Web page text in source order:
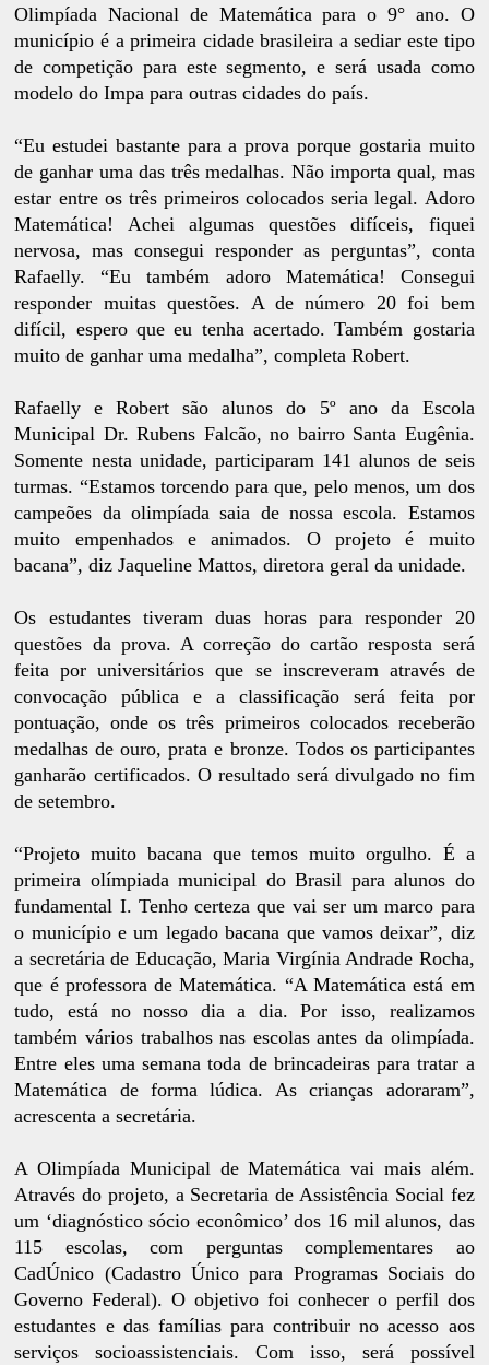
Olimpíada Nacional de Matemática para o 9° ano. O
município é a primeira cidade brasileira a sediar este tipo
de competição para este segmento, e será usada como
modelo do Impa para outras cidades do país.
“Eu estudei bastante para a prova porque gostaria muito
de ganhar uma das três medalhas. Não importa qual, mas
estar entre os três primeiros colocados seria legal. Adoro
Matemática! Achei algumas questões difíceis, fiquei
nervosa, mas consegui responder as perguntas”, conta
Rafaelly. “Eu também adoro Matemática! Consegui
responder muitas questões. A de número 20 foi bem
difícil, espero que eu tenha acertado. Também gostaria
muito de ganhar uma medalha”, completa Robert.
Rafaelly e Robert são alunos do 5º ano da Escola
Municipal Dr. Rubens Falcão, no bairro Santa Eugênia.
Somente nesta unidade, participaram 141 alunos de seis
turmas. “Estamos torcendo para que, pelo menos, um dos
campeões da olimpíada saia de nossa escola. Estamos
muito empenhados e animados. O projeto é muito
bacana”, diz Jaqueline Mattos, diretora geral da unidade.
Os estudantes tiveram duas horas para responder 20
questões da prova. A correção do cartão resposta será
feita por universitários que se inscreveram através de
convocação pública e a classificação será feita por
pontuação, onde os três primeiros colocados receberão
medalhas de ouro, prata e bronze. Todos os participantes
ganharão certificados. O resultado será divulgado no fim
de setembro.
“Projeto muito bacana que temos muito orgulho. É a
primeira olímpiada municipal do Brasil para alunos do
fundamental I. Tenho certeza que vai ser um marco para
o município e um legado bacana que vamos deixar”, diz
a secretária de Educação, Maria Virgínia Andrade Rocha,
que é professora de Matemática. “A Matemática está em
tudo, está no nosso dia a dia. Por isso, realizamos
também vários trabalhos nas escolas antes da olimpíada.
Entre eles uma semana toda de brincadeiras para tratar a
Matemática de forma lúdica. As crianças adoraram”,
acrescenta a secretária.
A Olimpíada Municipal de Matemática vai mais além.
Através do projeto, a Secretaria de Assistência Social fez
um ‘diagnóstico sócio econômico’ dos 16 mil alunos, das
115 escolas, com perguntas complementares ao
CadÚnico (Cadastro Único para Programas Sociais do
Governo Federal). O objetivo foi conhecer o perfil dos
estudantes e das famílias para contribuir no acesso aos
serviços socioassistenciais. Com isso, será possível